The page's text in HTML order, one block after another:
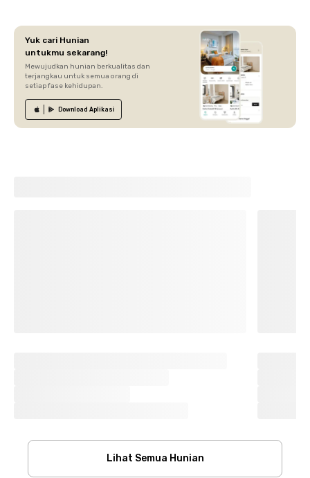
Yuk cari Hunian
untukmu sekarang!
Mewujudkan hunian berkualitas dan
terjangkau untuk semua orang di
setiap fase kehidupan.
Download Aplikasi
Lihat Semua Hunian